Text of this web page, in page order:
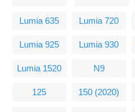
Lumia 635 Lumia 720
Lumia 925 Lumia 930
Lumia 1520 N9
125 150 (2020)